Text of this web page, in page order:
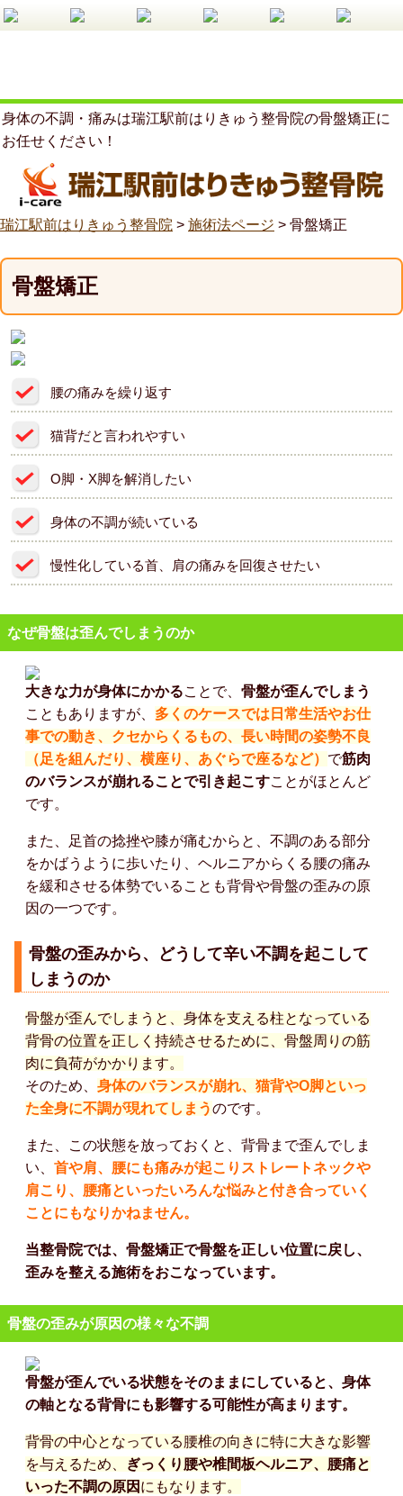
身体の不調・痛みは瑞江駅前はりきゅう整骨院の骨盤矯正に
お任せください！
瑞江駅前はりきゅう整骨院 > 施術法ページ > 骨盤矯正
骨盤矯正
腰の痛みを繰り返す
猫背だと言われやすい
O脚・X脚を解消したい
身体の不調が続いている
慢性化している首、肩の痛みを回復させたい
なぜ骨盤は歪んでしまうのか
大きな力が身体にかかることで、 骨盤が歪んでしまう
こともありますが、 多くのケースでは日常生活やお仕
事での動き、クセからくるもの、長い時間の姿勢不良
（足を組んだり、横座り、あぐらで座るなど） で筋肉
のバランスが崩れることで引き起こすことがほとんど
です。
また、足首の捻挫や膝が痛むからと、不調のある部分
をかばうように歩いたり、ヘルニアからくる腰の痛み
を緩和させる体勢でいることも背骨や骨盤の歪みの原
因の一つです。
骨盤の歪みから、どうして辛い不調を起こして
しまうのか
骨盤が歪んでしまうと、身体を支える柱となっている
背骨の位置を正しく持続させるために、骨盤周りの筋
肉に負荷がかかります。
そのため、 身体のバランスが崩れ、猫背やO脚といっ
た全身に不調が現れてしまうのです。
また、この状態を放っておくと、背骨まで歪んでしま
い、 首や肩、腰にも痛みが起こりストレートネックや
肩こり、腰痛といったいろんな悩みと付き合っていく
ことにもなりかねません。
当整骨院では、骨盤矯正で骨盤を正しい位置に戻し、
歪みを整える施術をおこなっています。
骨盤の歪みが原因の様々な不調
骨盤が歪んでいる状態をそのままにしていると、身体
の軸となる背骨にも影響する可能性が高まります。
背骨の中心となっている腰椎の向きに特に大きな影響
を与えるため、
ぎっくり腰や椎間板ヘルニア、腰痛と
いった不調の原因 にもなります。